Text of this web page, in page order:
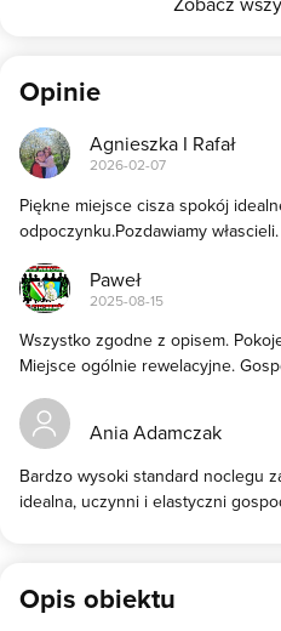
Opinie
Agnieszka I Rafał
2026-02-07
Piękne miejsce cisza spokój
odpoczynku.Pozdawiamy
Paweł
2025-08-15
Wszystko zgodne z opisem.
Miejsce ogólnie rewelacyjne.
Ania Adamczak
Bardzo wysoki standard noclegu
idealna, uczynni i elastyczni
Opis obiektu